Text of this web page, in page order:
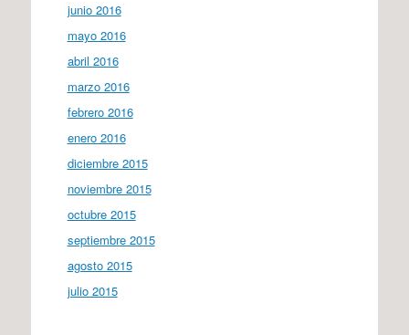
junio 2016
mayo 2016
abril 2016
marzo 2016
febrero 2016
enero 2016
diciembre 2015
noviembre 2015
octubre 2015
septiembre 2015
agosto 2015
julio 2015